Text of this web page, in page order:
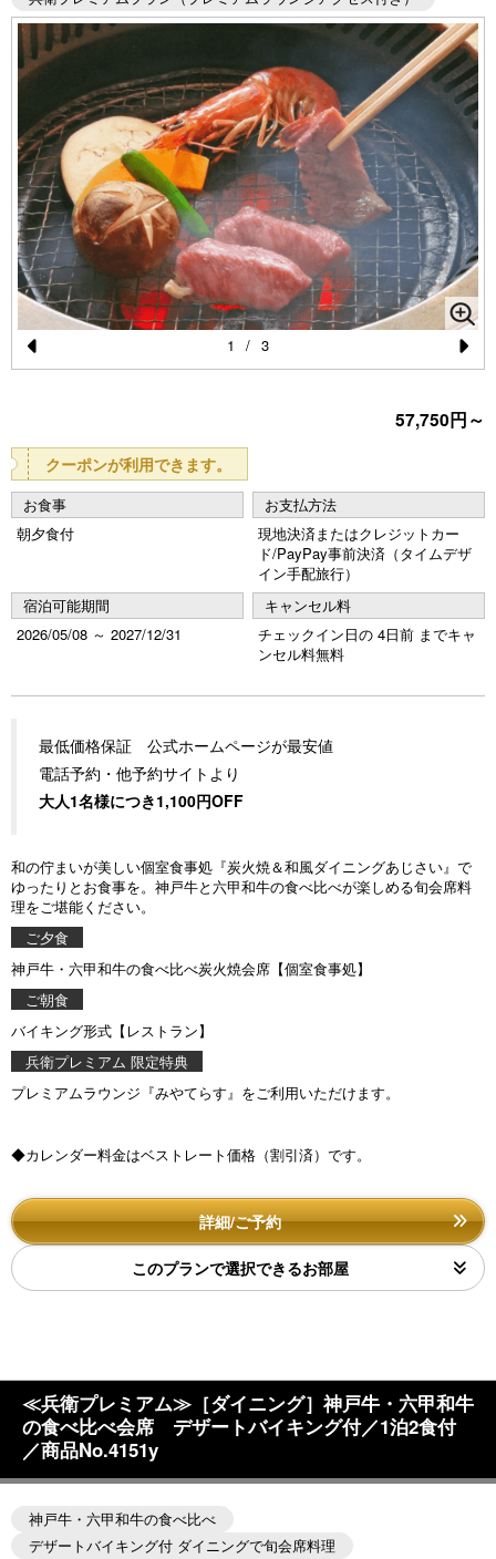
Pr
vi
o
u
s
N
e
1 / 3
57,750円～
クーポンが利用できます。
お食事
朝夕食付
お支払方法
現地決済またはクレジットカー
ド/PayPay事前決済（タイムデザ
イン手配旅行）
宿泊可能期間
2026/05/08 ～ 2027/12/31
キャンセル料
チェックイン日の 4日前 までキャ
ンセル料無料
最低価格保証 公式ホームページが最安値
電話予約・他予約サイトより
大人1名様につき1,100円OFF
和の佇まいが美しい個室食事処『炭火焼＆和風ダイニングあじさい』で
ゆったりとお食事を。神戸牛と六甲和牛の食べ比べが楽しめる旬会席料
理をご堪能ください。
ご夕食
神戸牛・六甲和牛の食べ比べ炭火焼会席【個室食事処】
ご朝食
バイキング形式【レストラン】
兵衛プレミアム 限定特典
プレミアムラウンジ『みやてらす』をご利用いただけます。
◆カレンダー料金はベストレート価格（割引済）です。
詳細/ご予約
このプランで選択できるお部屋
≪兵衛プレミアム≫［ダイニング］神戸牛・六甲和牛
の食べ比べ会席 デザートバイキング付／1泊2食付
／商品No.4151y
神戸牛・六甲和牛の食べ比べ
デザートバイキング付 ダイニングで旬会席料理